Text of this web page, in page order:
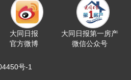
大同日报
官方微博
大同日报第一房产
微信公众号
号-1